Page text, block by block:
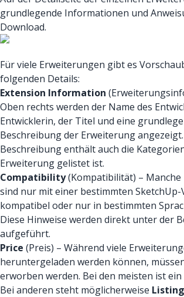
grundlegende Informationen und
Download.
Für viele Erweiterungen gibt es
folgenden Details:
Extension Information
Oben rechts werden der Name des
Entwicklerin, der Titel und eine
Beschreibung der Erweiterung
Beschreibung enthält auch die
Erweiterung gelistet ist.
Compatibility(Kompatibilität) –
sind nur mit einer bestimmten SketchUp-
kompatibel oder nur in bestimmten
Diese Hinweise werden direkt unter der
aufgeführt.
Price (Preis) – Während viele
heruntergeladen werden können,
erworben werden. Bei den meisten ist
Bei anderen steht möglicherweise